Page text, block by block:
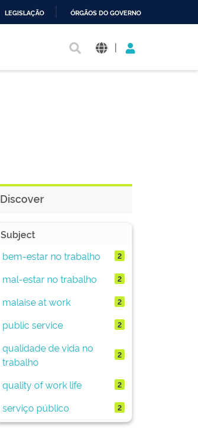
LEGISLAÇÃO ÓRGÃOS DO GOVERNO
|
Discover
Subject
bem-estar no trabalho
2
mal-estar no trabalho 2
malaise at work 2
public service 2
qualidade de vida no
trabalho
2
quality of work life 2
serviço público 2